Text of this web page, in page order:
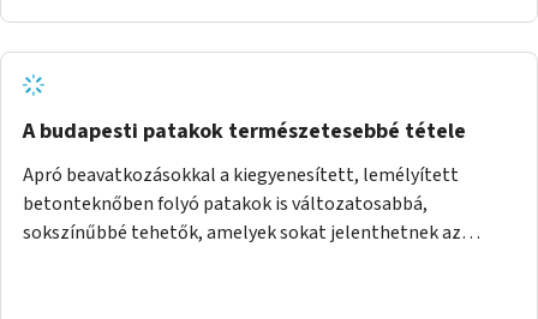
megéreznénk.
A budapesti patakok természetesebbé tétele
Apró beavatkozásokkal a kiegyenesített, lemélyített
betonteknőben folyó patakok is változatosabbá,
sokszínűbbé tehetők, amelyek sokat jelenthetnek az